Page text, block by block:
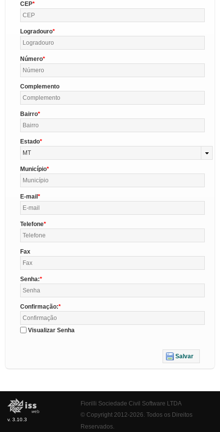
CEP
Logradouro
Número
Complemento
Bairro
Estado
MT
Município
E-mail
Telefone
Fax
Senha:
Confirmação:
Visualizar Senha
Salvar
v. 3.10.3
Fiorilli Sociedade Civil Software LTDA
© Copyright 2012-2026. Todos os Direitos
Reservados.